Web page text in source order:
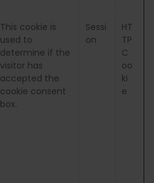
This cookie is
used to
determine if the
visitor has
accepted the
cookie consent
box.
Sessi
on
HT
TP
C
oo
ki
e